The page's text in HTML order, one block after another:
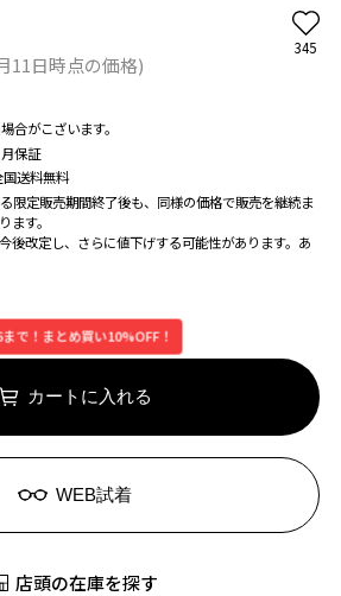
11日時点の価格)
345
合がこざいます。
保証
送料無料
限定販売期間終了後も、同様の価格で販売を継続ま
ます。
後改定し、さらに値下げする可能性があります。あ
で！まとめ買い10%OFF！
カートに入れる
WEB試着
店頭の在庫を探す